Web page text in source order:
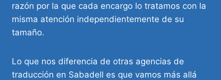
razón por la que cada encargo lo tratamos con la
misma atención independientemente de su
tamaño.
Lo que nos diferencia de otras agencias de
traducción en Sabadell es que vamos más allá